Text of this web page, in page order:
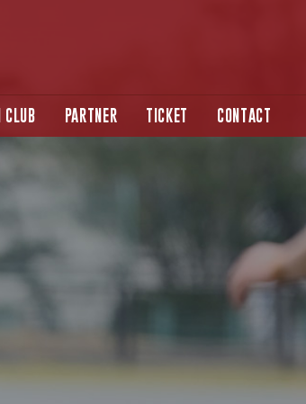
CLUB PARTNER TICKET CONTACT